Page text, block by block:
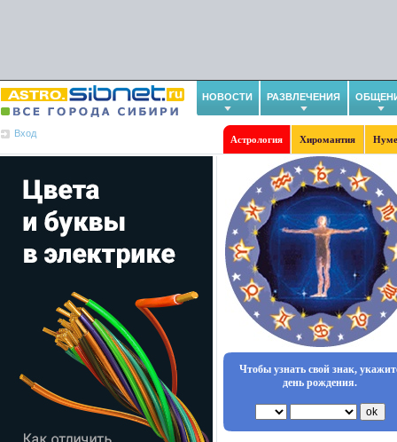
НОВОСТИ РАЗВЛЕЧЕНИЯ
Вход
Астрология Хиромантия
Чтобы узнать свой знак,
день рождения.